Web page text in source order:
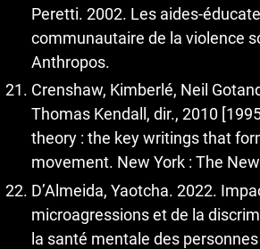
Peretti. 2002. Les aides-
communautaire de la violence
Anthropos.
Crenshaw, Kimberlé, Neil
Thomas Kendall, dir., 2010
theory : the key writings that
movement. New York : The
D’Almeida, Yaotcha. 2022.
microagressions et de la
la santé mentale des